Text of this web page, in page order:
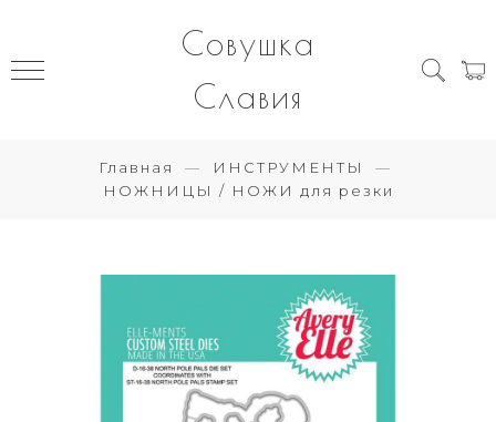
Совушка
Славия
Главная
ИНСТРУМЕНТЫ
НОЖНИЦЫ / НОЖИ для резки